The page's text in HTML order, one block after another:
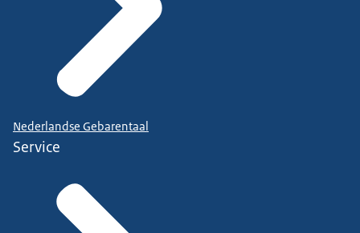
Nederlandse Gebarentaal
Service